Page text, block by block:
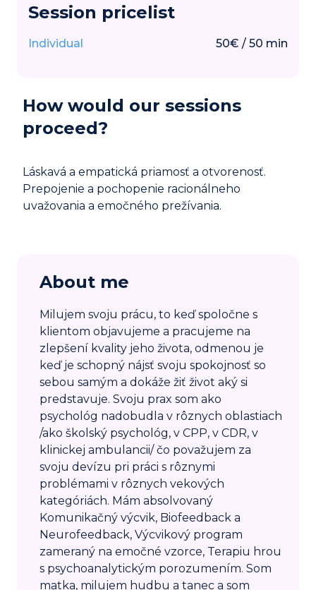
Session pricelist
Individual 50€ / 50 min
How would our sessions
proceed?
Láskavá a empatická priamosť a otvorenosť.
Prepojenie a pochopenie racionálneho
uvažovania a emočného prežívania.
About me
Milujem svoju prácu, to keď spoločne s
klientom objavujeme a pracujeme na
zlepšení kvality jeho života, odmenou je
keď je schopný nájsť svoju spokojnosť so
sebou samým a dokáže žiť život aký si
predstavuje. Svoju prax som ako
psychológ nadobudla v rôznych oblastiach
/ako školský psychológ, v CPP, v CDR, v
klinickej ambulancii/ čo považujem za
svoju devízu pri práci s rôznymi
problémami v rôznych vekových
kategóriách. Mám absolvovaný
Komunikačný výcvik, Biofeedback a
Neurofeedback, Výcvikový program
zameraný na emočné vzorce, Terapiu hrou
s psychoanalytickým porozumením. Som
matka, milujem hudbu a tanec a som